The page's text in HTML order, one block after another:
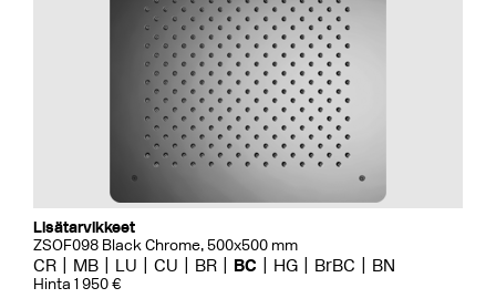
Lisätarvikkeet
ZSOF098 Black Chrome, 500x500 mm
CR MB LU CU BR BC HG BrBC BN
Hinta 1 950 €